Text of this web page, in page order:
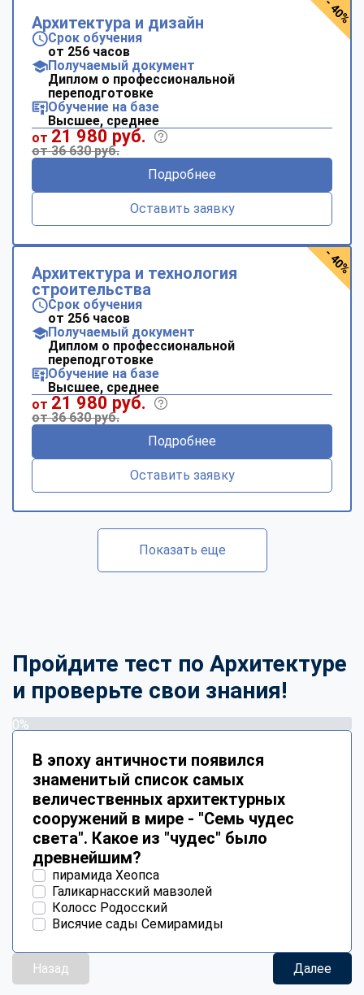
Архитектура и дизайн
Срок обучения
от 256 часов
Получаемый документ
Диплом о профессиональной
переподготовке
Обучение на базе
Высшее, среднее
от 21 980 руб.
от 36 630 руб.
Подробнее
Оставить заявку
- 40%
Архитектура и технология
строительства
Срок обучения
от 256 часов
Получаемый документ
Диплом о профессиональной
переподготовке
Обучение на базе
Высшее, среднее
от 21 980 руб.
от 36 630 руб.
Подробнее
Оставить заявку
- 40%
Показать еще
Пройдите тест по Архитектуре
и проверьте свои знания!
0%
В эпоху античности появился
знаменитый список самых
величественных архитектурных
сооружений в мире - "Семь чудес
света". Какое из "чудес" было
древнейшим?
пирамида Хеопса
Галикарнасский мавзолей
Колосс Родосский
Висячие сады Семирамиды
Назад Далее